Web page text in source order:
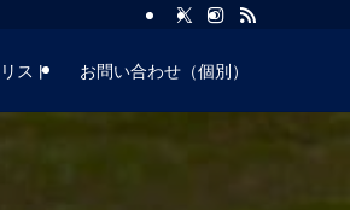
スト お問い合わせ（個別）